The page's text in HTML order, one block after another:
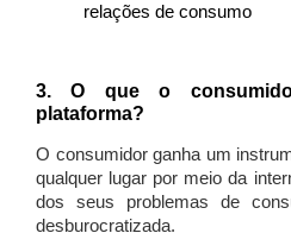
relações de consumo
3. O que o
plataforma?
O consumidor ganha um
qualquer lugar por meio da
dos seus problemas de
desburocratizada.